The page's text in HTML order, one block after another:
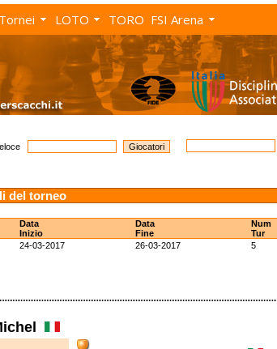
Tornei LOTO TORO FSI Arena
del torneo
Data
Inizio
Data
Fine
Num
Tur
24-03-2017 26-03-2017 5